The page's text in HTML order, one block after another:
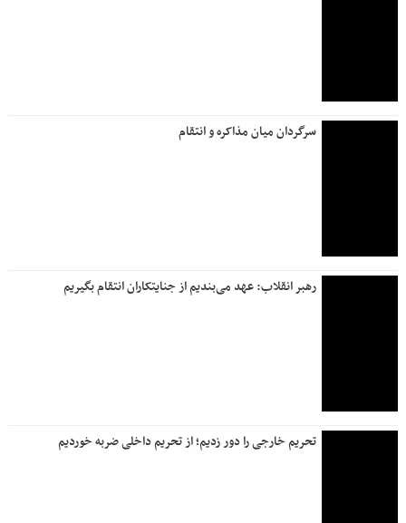
سرگردان میان مذاکره و انتقام
رهبر انقلاب: عهد می‌بندیم از جنایتکاران انتقام بگیریم
تحریم خارجی را دور زدیم؛ از تحریم داخلی ضربه خوردیم